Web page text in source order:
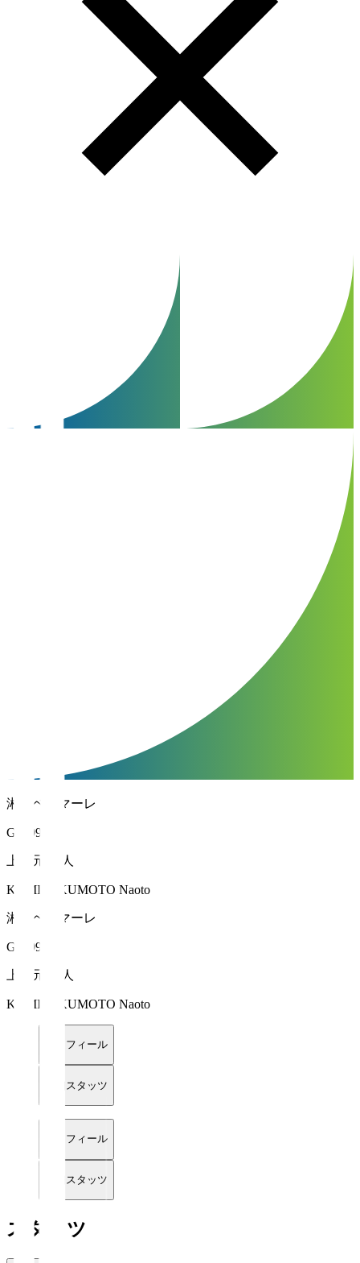
湘南ベルマーレ
GK 99
上福元 直人
KAMIFUKUMOTO Naoto
湘南ベルマーレ
GK 99
上福元 直人
KAMIFUKUMOTO Naoto
プロフィール
詳細スタッツ
プロフィール
詳細スタッツ
スタッツ